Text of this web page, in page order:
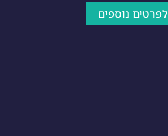
לפרטים נוספים